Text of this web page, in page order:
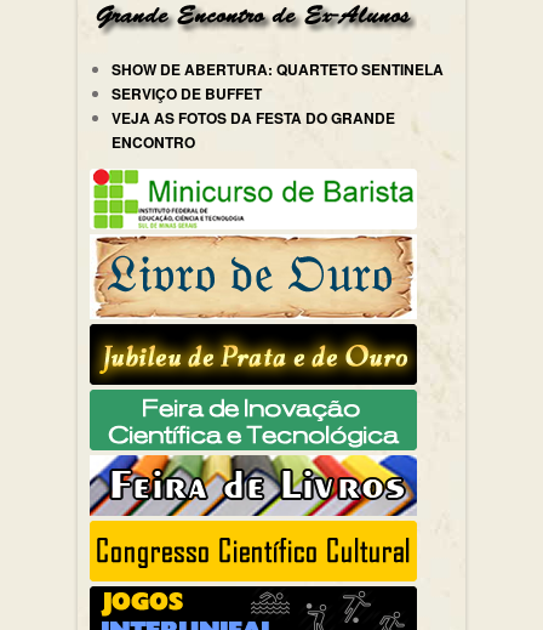
SHOW DE ABERTURA: QUARTETO SENTINELA
SERVIÇO DE BUFFET
VEJA AS FOTOS DA FESTA DO GRANDE
ENCONTRO